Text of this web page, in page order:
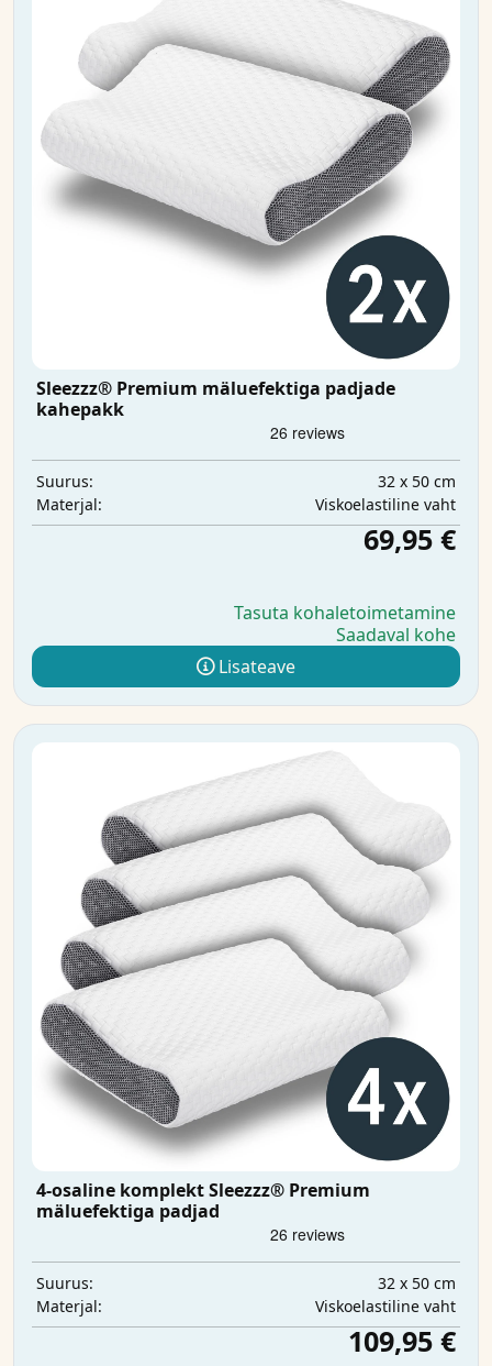
Sleezzz® Premium mäluefektiga padjade
kahepakk
Suurus:
32 x 50 cm
Materjal:
Viskoelastiline vaht
69,95 €
Tasuta kohaletoimetamine
Saadaval kohe
Lisateave
4-osaline komplekt Sleezzz® Premium
mäluefektiga padjad
Suurus:
32 x 50 cm
Materjal:
Viskoelastiline vaht
109,95 €